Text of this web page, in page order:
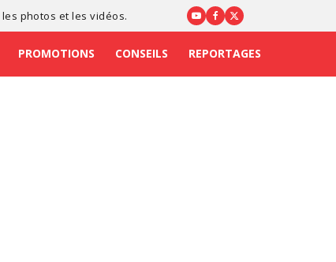
, les photos et les vidéos.
PROMOTIONS CONSEILS REPORTAGES